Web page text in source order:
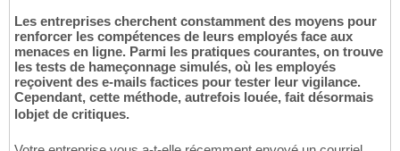
Les entreprises cherchent constamment des moyens pour
renforcer les compétences de leurs employés face aux
menaces en ligne. Parmi les pratiques courantes, on trouve
les tests de hameçonnage simulés, où les employés
reçoivent des e-mails factices pour tester leur vigilance.
Cependant, cette méthode, autrefois louée, fait désormais
lobjet de critiques.